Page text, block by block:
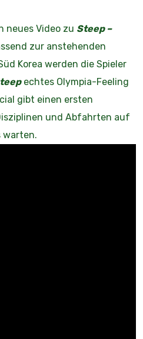
neues Video zu Steep –
zur anstehenden
Korea werden die Spieler
echtes Olympia-Feeling
gibt einen ersten
und Abfahrten auf
warten.